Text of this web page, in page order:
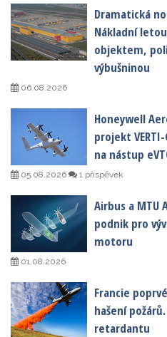
Dramatická
Nákladní
objektem,
výbušninou
06.08.2026
Honeywell
projekt
na nástup
05.08.2026 1 příspěvek
Airbus a MTU
podnik pro
motoru
01.08.2026
Francie
hašení
retardantu